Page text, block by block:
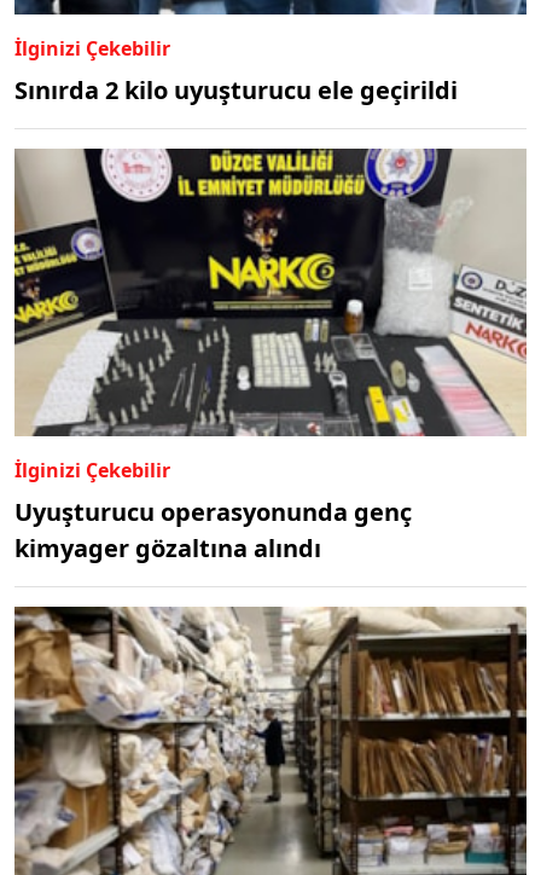
İlginizi Çekebilir
Sınırda 2 kilo uyuşturucu ele geçirildi
İlginizi Çekebilir
Uyuşturucu operasyonunda genç
kimyager gözaltına alındı